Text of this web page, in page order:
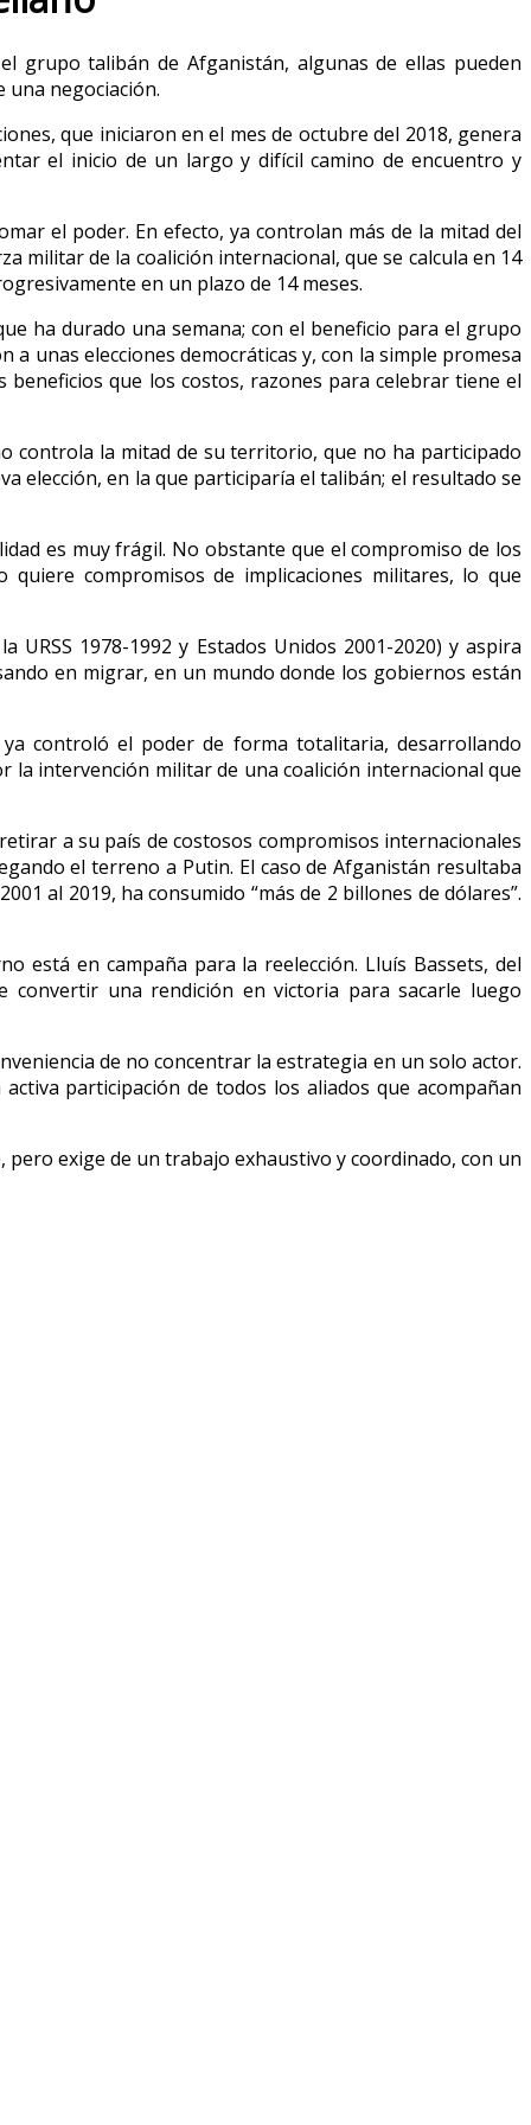
grupo talibán de Afganistán, algunas de ellas pueden
una negociación.
que iniciaron en el mes de octubre del 2018, genera
el inicio de un largo y difícil camino de encuentro y
el poder. En efecto, ya controlan más de la mitad del
militar de la coalición internacional, que se calcula en 14
en un plazo de 14 meses.
ha durado una semana; con el beneficio para el grupo
unas elecciones democráticas y, con la simple promesa
que los costos, razones para celebrar tiene el
controla la mitad de su territorio, que no ha participado
elección, en la que participaría el talibán; el resultado se
es muy frágil. No obstante que el compromiso de los
compromisos de implicaciones militares, lo que
1978-1992 y Estados Unidos 2001-2020) y aspira
en migrar, en un mundo donde los gobiernos están
controló el poder de forma totalitaria, desarrollando
la intervención militar de una coalición internacional que
a su país de costosos compromisos internacionales
el terreno a Putin. El caso de Afganistán resultaba
al 2019, ha consumido “más de 2 billones de dólares”.
está en campaña para la reelección. Lluís Bassets, del
convertir una rendición en victoria para sacarle luego
de no concentrar la estrategia en un solo actor.
participación de todos los aliados que acompañan
exige de un trabajo exhaustivo y coordinado, con un